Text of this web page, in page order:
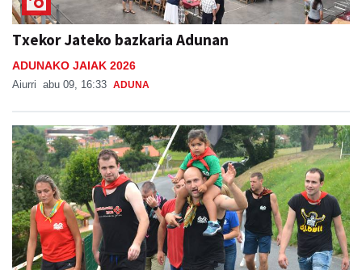
Txekor Jateko bazkaria Adunan
ADUNAKO JAIAK 2026
Aiurri abu 09, 16:33 ADUNA